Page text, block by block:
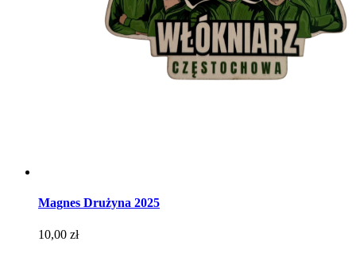
Magnes Drużyna 2025
Cena
10,00 zł